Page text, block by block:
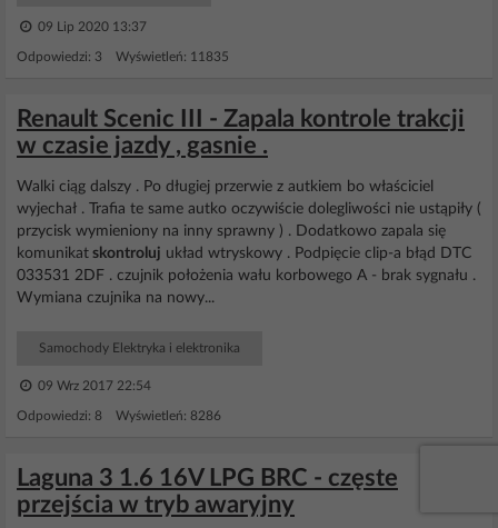
09 Lip 2020 13:37
Odpowiedzi: 3 Wyświetleń: 11835
Renault Scenic III - Zapala kontrole trakcji
w czasie jazdy , gasnie .
Walki ciąg dalszy . Po długiej przerwie z autkiem bo właściciel
wyjechał . Trafia te same autko oczywiście dolegliwości nie ustąpiły (
przycisk wymieniony na inny sprawny ) . Dodatkowo zapala się
komunikat skontroluj układ wtryskowy . Podpięcie clip-a błąd DTC
033531 2DF . czujnik położenia wału korbowego A - brak sygnału .
Wymiana czujnika na nowy...
Samochody Elektryka i elektronika
09 Wrz 2017 22:54
Odpowiedzi: 8 Wyświetleń: 8286
Laguna 3 1.6 16V LPG BRC - częste
przejścia w tryb awaryjny